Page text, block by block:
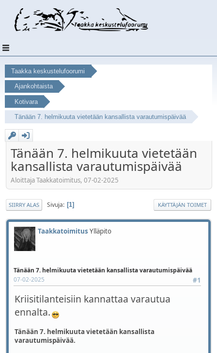
Taakka keskustelufoorumi
Ajankohtaista
Kotivara
Tänään 7. helmikuuta vietetään kansallista varautumispäivää
Tänään 7. helmikuuta vietetään
kansallista varautumispäivää
Aloittaja Taakkatoimitus, 07-02-2025
SIIRRY ALAS Sivuja 1 KÄYTTÄJÄN TOIMET
Taakkatoimitus Ylläpito
Tänään 7. helmikuuta vietetään kansallista varautumispäivää
#1
07-02-2025
Kriisitilanteisiin kannattaa varautua
ennalta.
Tänään 7. helmikuuta vietetään kansallista
varautumispäivää.